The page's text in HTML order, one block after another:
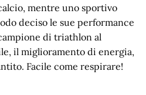
mentre uno sportivo
deciso le sue performance
di triathlon al
il miglioramento di energia,
Facile come respirare!